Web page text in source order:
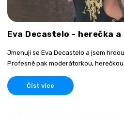
Eva Decastelo - herečka
Jmenuji se Eva Decastelo a jsem
Profesně pak moderátorkou, herečkou
Číst více